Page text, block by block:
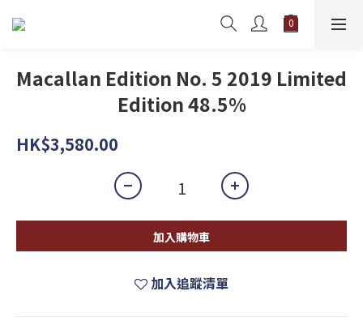
Macallan Edition No. 5 2019 Limited
Edition 48.5%
HK$3,580.00
加入購物車
加入追蹤清單